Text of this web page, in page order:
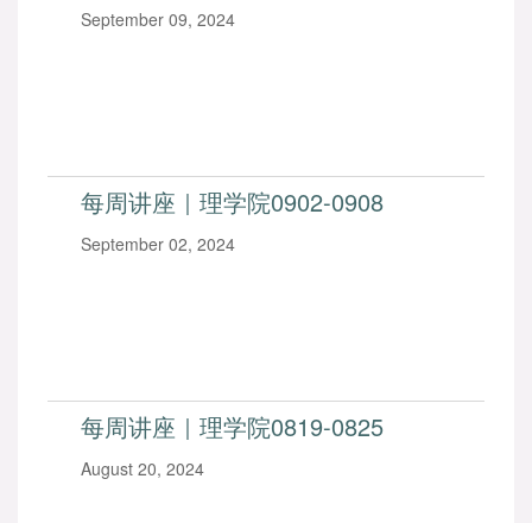
September 09, 2024
每周讲座｜理学院0902-0908
September 02, 2024
每周讲座｜理学院0819-0825
August 20, 2024